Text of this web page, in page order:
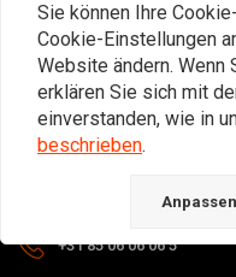
Gotenburgweg 46a,
+31 85 06 06 06 5
Sie können Ihre
Cookie-Einstellungen
Website ändern. Wenn
erklären Sie sich mit
einverstanden, wie in
beschrieben.
Anpassen